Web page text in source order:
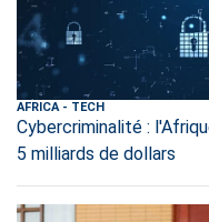
AFRICA- TECH
Cybercriminalité :
5 milliards de dollars